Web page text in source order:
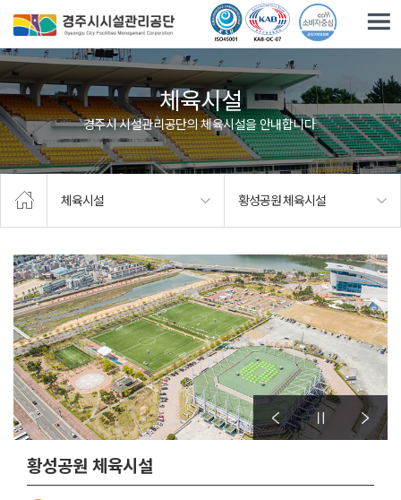
체육시설
경주시 시설관리공단의 체육시설을 안내합니다.
체육시설 황성공원 체육시설
황성공원 체육시설